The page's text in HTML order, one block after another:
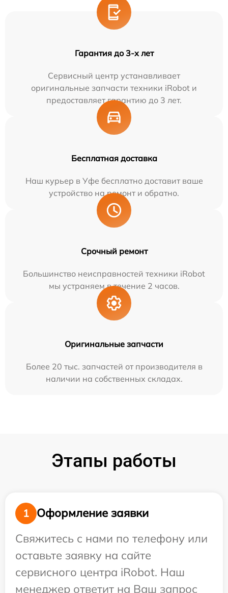
Гарантия до 3-х лет
Сервисный центр устанавливает
оригинальные запчасти техники iRobot и
предоставляет гарантию до 3 лет.
Бесплатная доставка
Наш курьер в Уфе бесплатно доставит ваше
устройство на ремонт и обратно.
Срочный ремонт
Большинство неисправностей техники iRobot
мы устраняем в течение 2 часов.
Оригинальные запчасти
Более 20 тыс. запчастей от производителя в
наличии на собственных складах.
Этапы работы
1
Оформление заявки
Свяжитесь с нами по телефону или
оставьте заявку на сайте
сервисного центра iRobot. Наш
менеджер ответит на Ваш запрос